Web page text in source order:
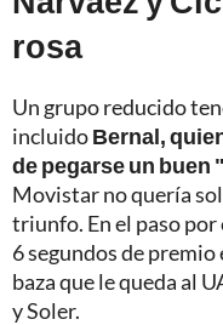
rosa
Un grupo reducido
incluidoBernal,
de pegarse un
Movistar no quería
triunfo. En el paso
6 segundos de
baza que le queda al
y Soler.